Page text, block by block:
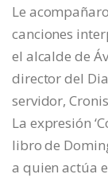
Le
canciones
el alcalde de
director del
servidor,
La expresión
libro de
a quien actúa